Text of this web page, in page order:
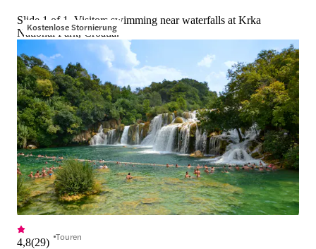
Kostenlose Stornierung
Slide 1 of 1, Visitors swimming near waterfalls at Krka
National Park, Croatia.
4,8(29) Touren